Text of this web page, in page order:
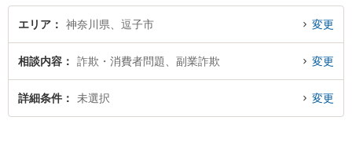
連絡ください。
エリア 神奈川県、逗子市 変更
相談内容 詐欺・消費者問題、副業詐欺 変更
詳細条件 未選択 変更